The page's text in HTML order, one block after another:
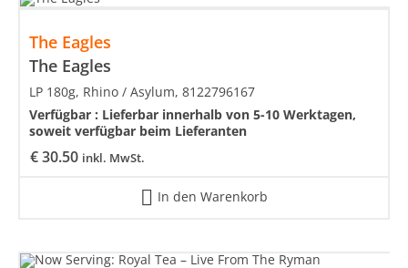
The Eagles
The Eagles
€30.50 inkl. MwSt.
LP 180g, Rhino / Asylum, 8122796167
Verfügbar : Lieferbar innerhalb von 5-10 Werktagen,
soweit verfügbar beim Lieferanten
In den Warenkorb